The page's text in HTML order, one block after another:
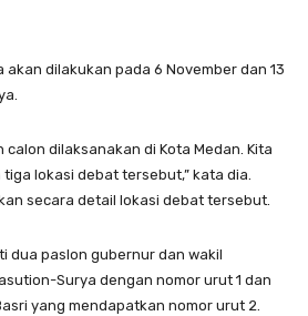
akan dilakukan pada 6 November dan 13
calon dilaksanakan di Kota Medan. Kita
lokasi debat tersebut,” kata dia.
secara detail lokasi debat tersebut.
dua paslon gubernur dan wakil
Surya dengan nomor urut 1 dan
yang mendapatkan nomor urut 2.